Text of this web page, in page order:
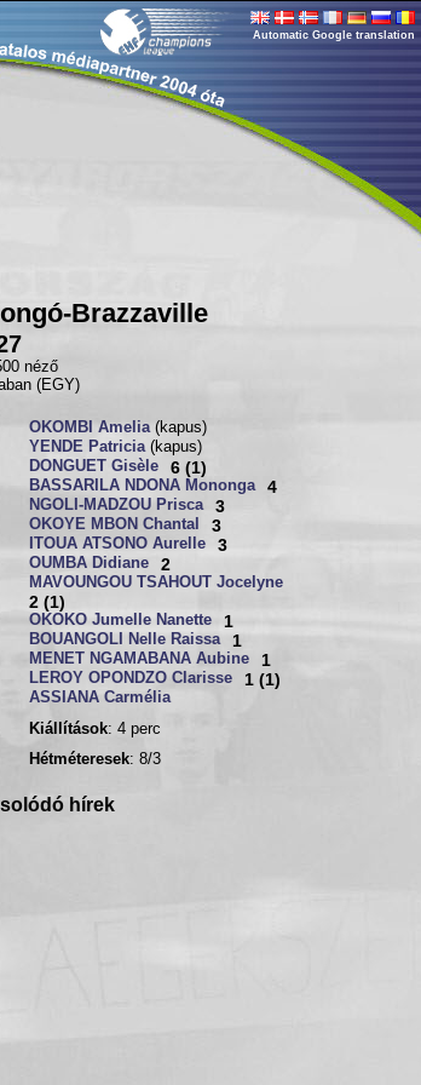
Automatic Google translation
Brazzaville
néző
(EGY)
OKOMBI Amelia(kapus)
YENDE Patricia(kapus)
DONGUET Gisèle
6 (1)
BASSARILA NDONA Mononga 4
NGOLI-MADZOU Prisca 3
OKOYE MBON Chantal 3
ITOUA ATSONO Aurelle 3
OUMBA Didiane 2
MAVOUNGOU TSAHOUT Jocelyne
2 (1)
OKOKO Jumelle Nanette 1
BOUANGOLI Nelle Raissa 1
MENET NGAMABANA Aubine 1
LEROY OPONDZO Clarisse 1 (1)
ASSIANA Carmélia
Kiállítások: 4 perc
Hétméteresek: 8/3
hírek